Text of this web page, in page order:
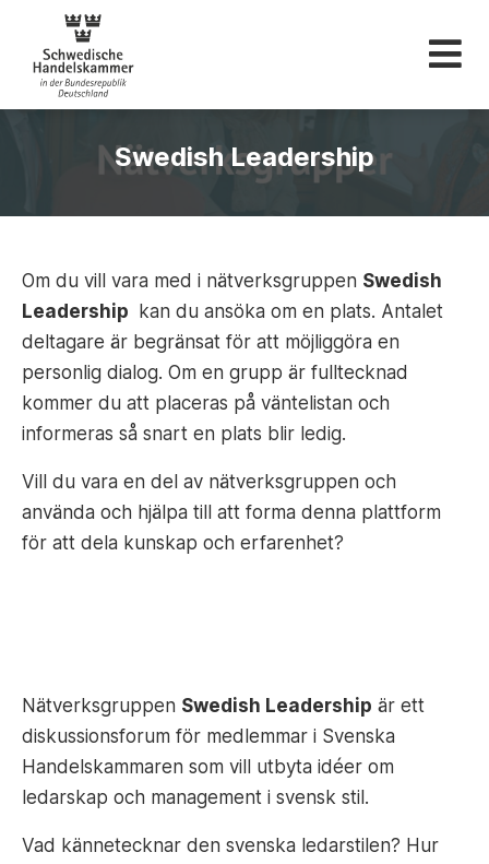
Svenska
Swedish Leadership
Om du vill vara med i nätverksgruppen Swedish
Leadership
kan du ansöka om en plats. Antalet
deltagare är begränsat för att möjliggöra en
personlig dialog. Om en grupp är fulltecknad
kommer du att placeras på väntelistan och
informeras så snart en plats blir ledig.
Vill du vara en del av nätverksgruppen och
använda och hjälpa till att forma denna plattform
för att dela kunskap och erfarenhet?
Nätverksgruppen Swedish Leadership är ett
diskussionsforum för medlemmar i Svenska
Handelskammaren som vill utbyta idéer om
ledarskap och management i svensk stil.
Vad kännetecknar den svenska ledarstilen? Hur